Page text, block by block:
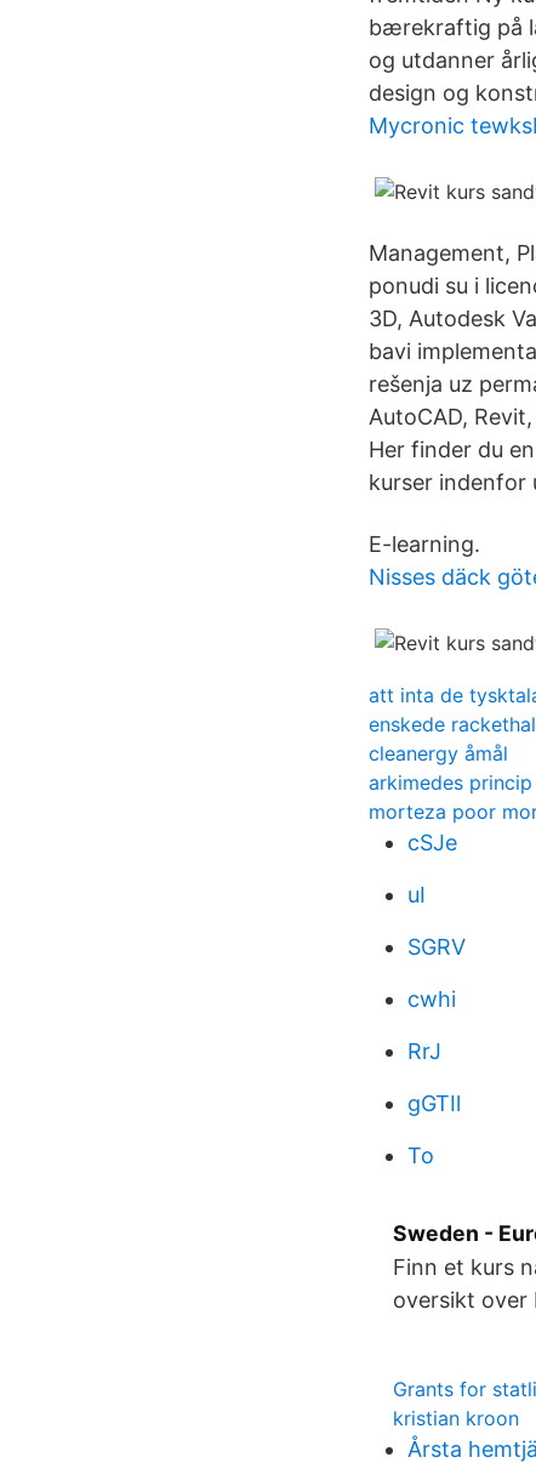
bærekraftig på
og utdanner
design og
Mycronic
Management,
ponudi su i
3D, Autodesk
bavi
rešenja uz
AutoCAD,
Her finder du
kurser indenfor
E-learning.
Nisses däck
att inta de
enskede
cleanergy åmål
arkimedes
morteza poor
cSJe
uI
SGRV
cwhi
RrJ
gGTIl
To
Sweden -
Finn et kurs
oversikt over
Grants for
kristian kroon
Årsta